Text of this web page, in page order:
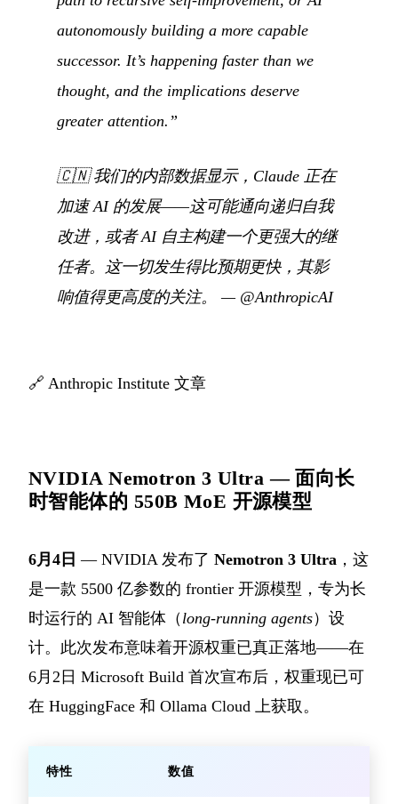
autonomously building a more capable
successor. It’s happening faster than we
thought, and the implications deserve
greater attention.”
🇨🇳我们的内部数据显示，Claude 正在
加速 AI 的发展——这可能通向递归自我
改进，或者 AI 自主构建一个更强大的继
任者。这一切发生得比预期更快，其影
响值得更高度的关注。
— @AnthropicAI
🔗 Anthropic Institute 文章
NVIDIA Nemotron 3 Ultra — 面向长
时智能体的 550B MoE 开源模型
6月4日 — NVIDIA 发布了 Nemotron 3 Ultra ，这
是一款 5500 亿参数的 frontier 开源模型，专为长
时运行的 AI 智能体（ long-running agents）设
计。此次发布意味着开源权重已真正落地——在
6月2日 Microsoft Build 首次宣布后，权重现已可
在 HuggingFace 和 Ollama Cloud 上获取。
特性 数值